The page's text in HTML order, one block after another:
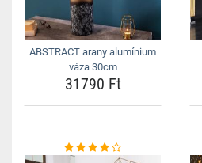
ABSTRACT arany alumínium
váza 30cm
31790 Ft